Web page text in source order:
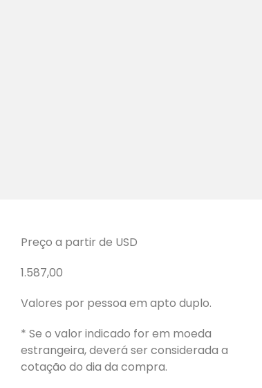
Preço a partir de USD
1.587,00
Valores por pessoa em apto duplo.
* Se o valor indicado for em moeda
estrangeira, deverá ser considerada a
cotação do dia da compra.